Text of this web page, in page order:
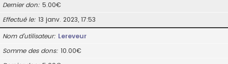
Dernier don 5.00€
Effectué le 13 janv. 2023, 17:53
Nom d’utilisateur Lereveur
Somme des dons 10.00€